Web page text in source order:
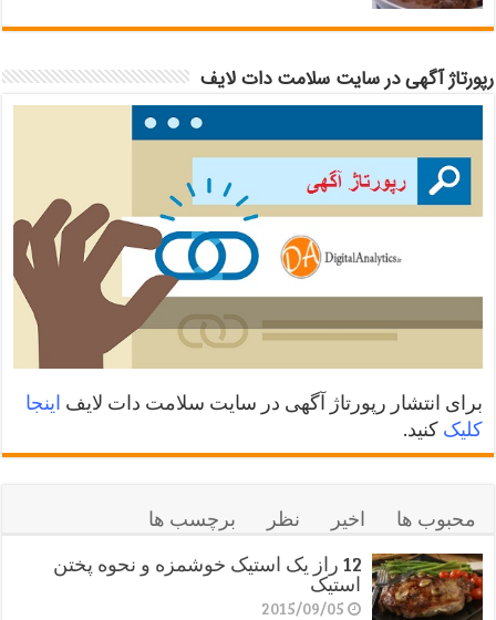
رپورتاژ آگهی در سایت سلامت دات لایف
برای انتشار رپورتاژ آگهی در سایت سلامت دات لایف اینجا
کلیک کنید.
محبوب ها اخیر نظر
برچسب ها
12 راز یک استیک خوشمزه و نحوه پختن
استیک
2015/09/05